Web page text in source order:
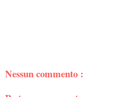
Nessun commento :